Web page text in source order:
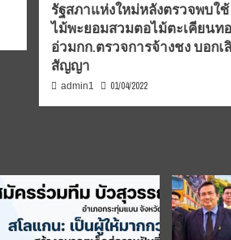
รัฐสภาแห่งใหม่หลังตรวจพบใช้
ไม้พะยอมสวมตอไม้ตะเคียนท
อ่วมกก.ตรวจการจ้างชง บอกเ
สัญญา
admin1 01/04/2022